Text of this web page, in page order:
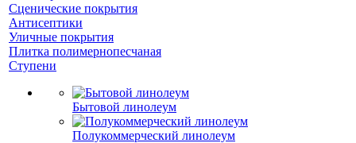
Сценические покрытия
Антисептики
Уличные покрытия
Плитка полимернопесчаная
Ступени
Бытовой линолеум
Полукоммерческий линолеум